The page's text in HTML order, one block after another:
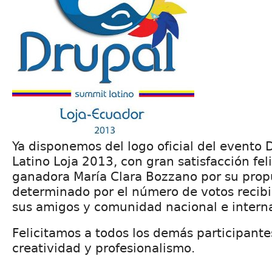
Ya disponemos del logo oficial del evento
Latino Loja 2013, con gran satisfacción
ganadora María Clara Bozzano por su
determinado por el número de votos
sus amigos y comunidad nacional e
Felicitamos a todos los demás
creatividad y profesionalismo.